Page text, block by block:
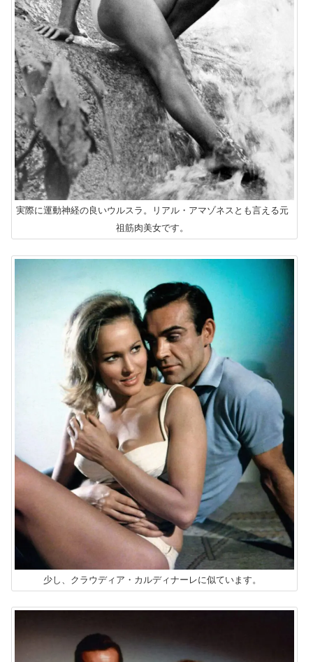
実際に運動神経の良いウルスラ。リアル・アマゾネスとも言える元
祖筋肉美女です。
少し、クラウディア・カルディナーレに似ています。